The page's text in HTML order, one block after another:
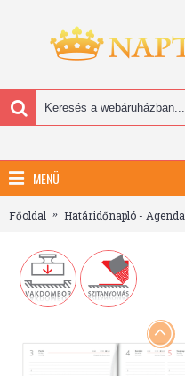
MENÜ
Főoldal Határidőnapló - Agenda